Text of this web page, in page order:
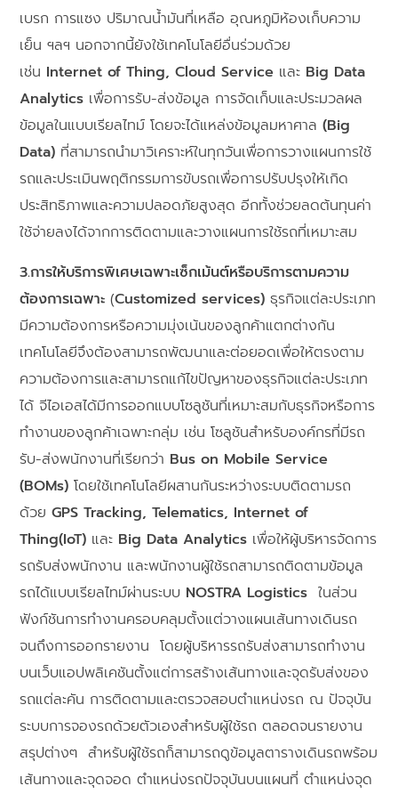
เบรก การแซง ปริมาณน้ำมันที่เหลือ อุณหภูมิห้องเก็บความ
เย็น ฯลฯ นอกจากนี้ยังใช้เทคโนโลยีอื่นร่วมด้วย
เช่น Internet of Thing, Cloud Service และ Big Data
Analytics เพื่อการรับ-ส่งข้อมูล การจัดเก็บและประมวลผล
ข้อมูลในแบบเรียลไทม์ โดยจะได้แหล่งข้อมูลมหาศาล(Big
Data) ที่สามารถนำมาวิเคราะห์ในทุกวันเพื่อการวางแผนการใช้
รถและประเมินพฤติกรรมการขับรถเพื่อการปรับปรุงให้เกิด
ประสิทธิภาพและความปลอดภัยสูงสุด อีกทั้งช่วยลดต้นทุนค่า
ใช้จ่ายลงได้จากการติดตามและวางแผนการใช้รถที่เหมาะสม
3.การให้บริการพิเศษเฉพาะเซ็กเม้นต์หรือบริการตามความ
ต้องการเฉพาะ (Customized services) ธุรกิจแต่ละประเภท
มีความต้องการหรือความมุ่งเน้นของลูกค้าแตกต่างกัน
เทคโนโลยีจึงต้องสามารถพัฒนาและต่อยอดเพื่อให้ตรงตาม
ความต้องการและสามารถแก้ไขปัญหาของธุรกิจแต่ละประเภท
ได้ จีไอเอสได้มีการออกแบบโซลูชันที่เหมาะสมกับธุรกิจหรือการ
ทำงานของลูกค้าเฉพาะกลุ่ม เช่น โซลูชันสำหรับองค์กรที่มีรถ
รับ-ส่งพนักงานที่เรียกว่า Bus on Mobile Service
(BOMs)โดยใช้เทคโนโลยีผสานกันระหว่างระบบติดตามรถ
ด้วยGPS Tracking, Telematics, Internet of
Thing(IoT) และ Big Data Analytics เพื่อให้ผู้บริหารจัดการ
รถรับส่งพนักงาน และพนักงานผู้ใช้รถสามารถติดตามข้อมูล
รถได้แบบเรียลไทม์ผ่านระบบ NOSTRA Logisticsในส่วน
ฟังก์ชันการทำงานครอบคลุมตั้งแต่วางแผนเส้นทางเดินรถ
จนถึงการออกรายงาน โดยผู้บริหารรถรับส่งสามารถทำงาน
บนเว็บแอปพลิเคชันตั้งแต่การสร้างเส้นทางและจุดรับส่งของ
รถแต่ละคัน การติดตามและตรวจสอบตำแหน่งรถ ณ ปัจจุบัน
ระบบการจองรถด้วยตัวเองสำหรับผู้ใช้รถ ตลอดจนรายงาน
สรุปต่างๆ สำหรับผู้ใช้รถก็สามารถดูข้อมูลตารางเดินรถพร้อม
เส้นทางและจุดจอด ตำแหน่งรถปัจจุบันบนแผนที่ ตำแหน่งจุด